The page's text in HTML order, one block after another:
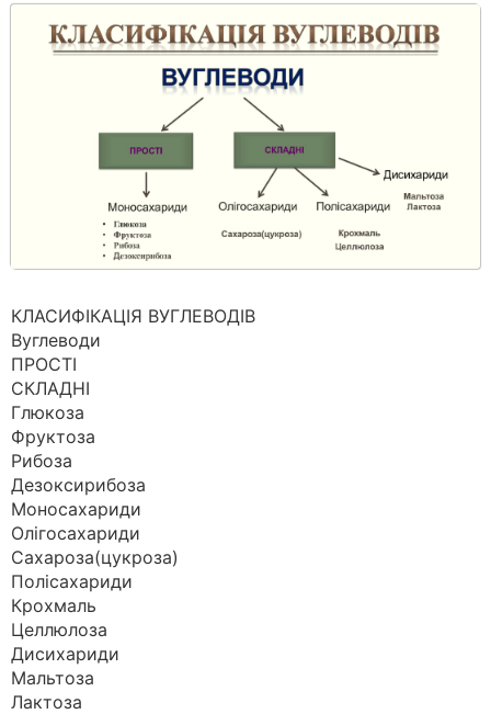
КЛАСИФІКАЦІЯ ВУГЛЕВОДІВ
Вуглеводи
ПРОСТІ
СКЛАДНІ
Глюкоза
Фруктоза
Рибоза
Дезоксирибоза
Моносахариди
Олігосахариди
Сахароза(цукроза)
Полісахариди
Крохмаль
Целлюлоза
Дисихариди
Мальтоза
Лактоза